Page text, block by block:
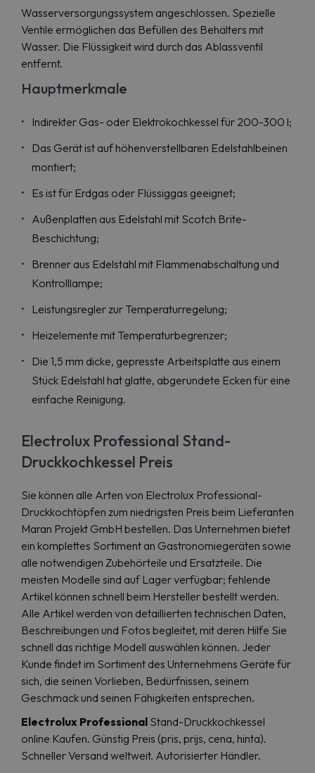
Wasserversorgungssystem angeschlossen. Spezielle
Ventile ermöglichen das Befüllen des Behälters mit
Wasser. Die Flüssigkeit wird durch das Ablassventil
entfernt.
Hauptmerkmale
Indirekter Gas- oder Elektrokochkessel für 200-300 l;
Das Gerät ist auf höhenverstellbaren Edelstahlbeinen
montiert;
Es ist für Erdgas oder Flüssiggas geeignet;
Außenplatten aus Edelstahl mit Scotch Brite-
Beschichtung;
Brenner aus Edelstahl mit Flammenabschaltung und
Kontrolllampe;
Leistungsregler zur Temperaturregelung;
Heizelemente mit Temperaturbegrenzer;
Die 1,5 mm dicke, gepresste Arbeitsplatte aus einem
Stück Edelstahl hat glatte, abgerundete Ecken für eine
einfache Reinigung.
Electrolux Professional Stand-
Druckkochkessel Preis
Sie können alle Arten von Electrolux Professional-
Druckkochtöpfen zum niedrigsten Preis beim Lieferanten
Maran Projekt GmbH bestellen. Das Unternehmen bietet
ein komplettes Sortiment an Gastronomiegeräten sowie
alle notwendigen Zubehörteile und Ersatzteile. Die
meisten Modelle sind auf Lager verfügbar; fehlende
Artikel können schnell beim Hersteller bestellt werden.
Alle Artikel werden von detaillierten technischen Daten,
Beschreibungen und Fotos begleitet, mit deren Hilfe Sie
schnell das richtige Modell auswählen können. Jeder
Kunde findet im Sortiment des Unternehmens Geräte für
sich, die seinen Vorlieben, Bedürfnissen, seinem
Geschmack und seinen Fähigkeiten entsprechen.
Electrolux Professional Stand-Druckkochkessel
online Kaufen. Günstig Preis (pris, prijs, cena, hinta).
Schneller Versand weltweit. Autorisierter Händler.